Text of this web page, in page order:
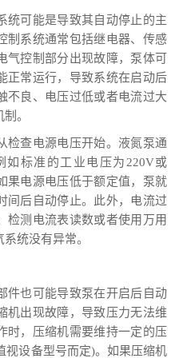
可能是导致其自动停止的主
制系统通常包括继电器、传感
控制部分出现故障，泵体可
正常运行，导致系统在启动后
不良、电压过低或者电流过大
。
查电源电压开始。液氮泵通
如标准的工业电压为220V或
果电源电压低于额定值，泵就
间后自动停止。此外，电流过
检测电流表读数或者使用万用
统没有异常。
也可能导致泵在开启后自动
机出现故障，导致压力无法维
时，压缩机需要维持一定的压
视设备型号而定)。如果压缩机